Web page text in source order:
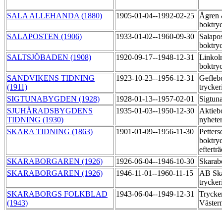
SALA ALLEHANDA (1880) 1905-01-04--1992-02-25
Ågren
SALAPOSTEN (1906)
1933-01-02--1960-09-30
SALTSJÖBADEN (1908)
1920-09-17--1948-12-31
SANDVIKENS TIDNING
(1911)
1923-10-23--1956-12-31
SIGTUNABYGDEN (1928)
1928-01-13--1957-02-01
SJUHÄRADSBYGDENS
TIDNING (1930)
1935-01-03--1950-12-30
SKARA TIDNING (1863)
1901-01-09--1956-11-30
SKARABORGAREN (1926)
1926-06-04--1946-10-30
SKARABORGAREN (1926)
1946-11-01--1960-11-15
AB
SKARABORGS FOLKBLAD
(1943)
1943-06-04--1949-12-31